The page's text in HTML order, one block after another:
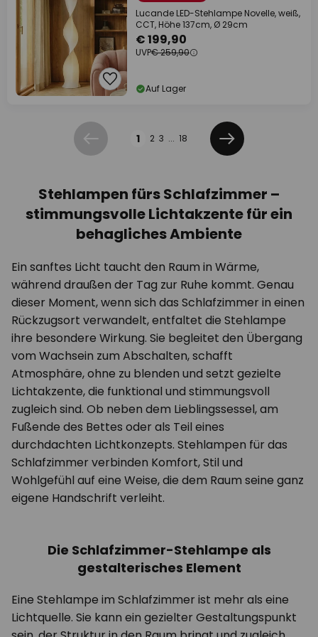
Lucande LED-Stehlampe Novelle, weiß,
CCT, Höhe 137cm, Ø 29cm
€ 199,90
UVP€ 259,90
Auf Lager
Zurück 1 2 3 ... 18
Weiter
Stehlampen fürs Schlafzimmer –
stimmungsvolle Lichtakzente für ein
behagliches Ambiente
Ein sanftes Licht taucht den Raum in Wärme,
während draußen der Tag zur Ruhe kommt. Genau
dieser Moment, wenn sich das Schlafzimmer in einen
Rückzugsort verwandelt, entfaltet die Stehlampe
ihre besondere Wirkung. Sie begleitet den Übergang
vom Wachsein zum Abschalten, schafft
Atmosphäre, ohne zu blenden und setzt gezielte
Lichtakzente, die funktional und stimmungsvoll
zugleich sind. Ob neben dem Lieblingssessel, am
Fußende des Bettes oder als Teil eines
durchdachten Lichtkonzepts. Stehlampen für das
Schlafzimmer verbinden Komfort, Stil und
Wohlgefühl auf eine Weise, die dem Raum seine ganz
eigene Handschrift verleiht.
Die Schlafzimmer-Stehlampe als
gestalterisches Element
Eine Stehlampe im Schlafzimmer ist mehr als eine
Lichtquelle. Sie kann ein gezielter Gestaltungspunkt